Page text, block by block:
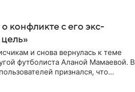
конфликте с его экс-
и снова вернулась к теме
футболиста Аланой Мамаевой. В
признался, что